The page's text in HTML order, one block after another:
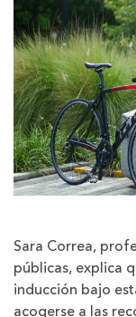
Sara Correa,
públicas, explica
inducción bajo
acogerse a las